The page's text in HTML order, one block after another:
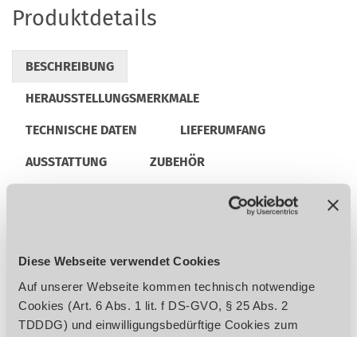
Diese Webseite verwendet Cookies
Auf unserer Webseite kommen technisch notwendige
Cookies (Art. 6 Abs. 1 lit. f DS-GVO, § 25 Abs. 2
TDDDG) und einwilligungsbedürftige Cookies zum
Produktdetails
BESCHREIBUNG
HERAUSSTELLUNGSMERKMALE
TECHNISCHE DATEN LIEFERUMFANG
AUSSTATTUNG ZUBEHÖR
REGULATORISCHE PRODUKTINFORMATIONEN
23 Bohrspindeln mit Schnellspannsystem,
fünf Schnellspannfutter im Lieferumfang
enthalten
Massiver Arbeitstisch aus Stahl